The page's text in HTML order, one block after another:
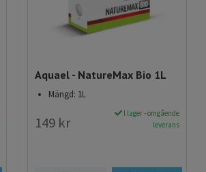
Aquael - NatureMax Bio 1L
Mängd: 1L
149 kr
I lager - omgående
leverans